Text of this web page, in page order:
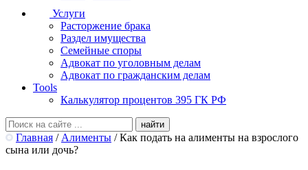
Услуги
Расторжение брака
Раздел имущества
Семейные споры
Адвокат по уголовным делам
Адвокат по гражданским делам
Tools
Калькулятор процентов 395 ГК РФ
Главная / Алименты / Как подать на алименты на взрослого
сына или дочь?